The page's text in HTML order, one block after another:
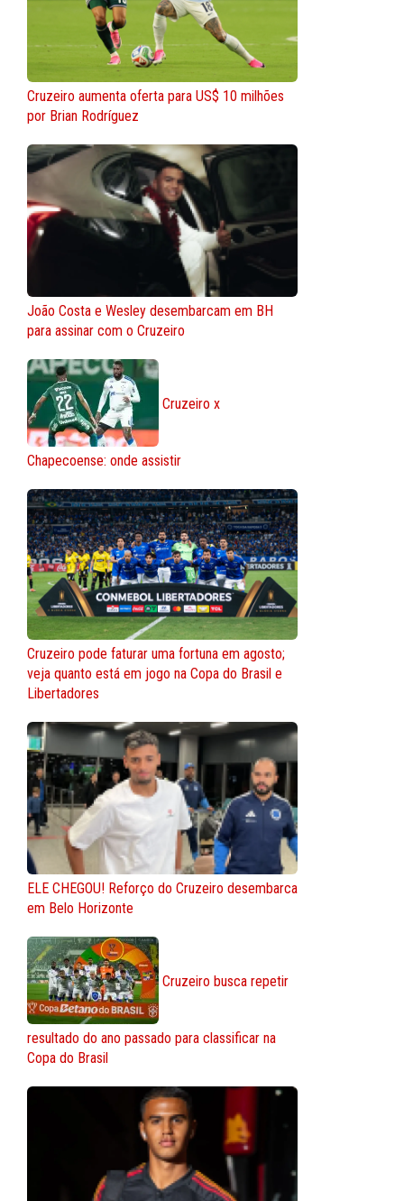
Cruzeiro aumenta oferta para US$ 10 milhões
por Brian Rodríguez
João Costa e Wesley desembarcam em BH
para assinar com o Cruzeiro
Cruzeiro x
Chapecoense: onde assistir
Cruzeiro pode faturar uma fortuna em agosto;
veja quanto está em jogo na Copa do Brasil e
Libertadores
ELE CHEGOU! Reforço do Cruzeiro desembarca
em Belo Horizonte
Cruzeiro busca repetir
resultado do ano passado para classificar na
Copa do Brasil